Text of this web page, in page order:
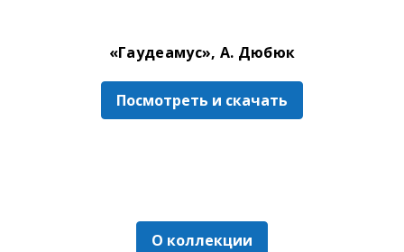
«Гаудеамус», А. Дюбюк
Посмотреть и скачать
О коллекции